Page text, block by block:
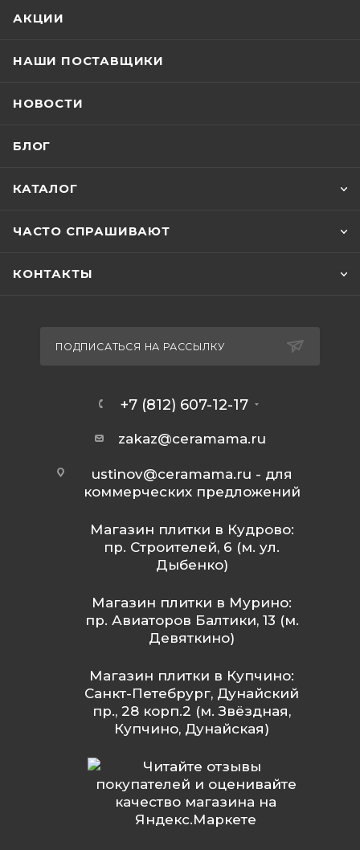
АКЦИИ
НАШИ ПОСТАВЩИКИ
НОВОСТИ
БЛОГ
КАТАЛОГ
ЧАСТО СПРАШИВАЮТ
КОНТАКТЫ
ПОДПИСАТЬСЯ НА РАССЫЛКУ
+7 (812) 607-12-17
zakaz@ceramama.ru
ustinov@ceramama.ru - для
коммерческих предложений
Магазин плитки в Кудрово:
пр. Строителей, 6 (м. ул.
Дыбенко)
Магазин плитки в Мурино:
пр. Авиаторов Балтики, 13 (м.
Девяткино)
Магазин плитки в Купчино:
Санкт-Петебрург, Дунайский
пр., 28 корп.2 (м. Звёздная,
Купчино, Дунайская)